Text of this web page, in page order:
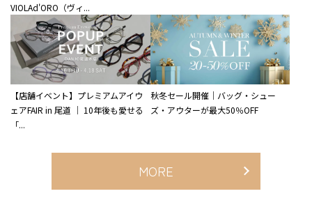
VIOLAd'ORO（ヴィ...
【店舗イベント】プレミアムアイウ
ェアFAIR in 尾道 ｜ 10年後も愛せる
「...
秋冬セール開催｜バッグ・シュー
ズ・アウターが最大50％OFF
MORE